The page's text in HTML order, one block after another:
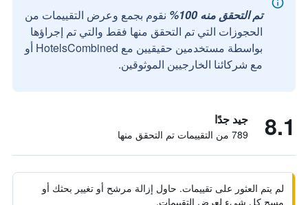
تم التحقق منه 100%
نقوم بجمع وعرض التقييمات من
الحجوزات التي تم التحقق منها فقط والتي تم إجراؤها
بواسطة مستخدمين حقيقيين مع HotelsCombined أو
مع شركائنا الخارجيين الموثوقين.
8.1 جيد جدًا
789 من التقييمات تم التحقق منها
لم يتم العثور على تقييمات. حاول إزالة مرشح أو تغيير بحثك أو
مسح كل شيء لعرض التقييمات.